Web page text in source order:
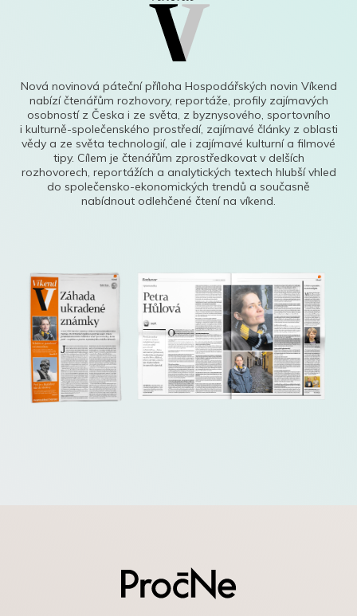
Nová novinová páteční příloha Hospodářských novin Víkend
nabízí čtenářům rozhovory, reportáže, profily zajímavých
osobností z Česka i ze světa, z byznysového, sportovního
i kulturně-společenského prostředí, zajímavé články z oblasti
vědy a ze světa technologií, ale i zajímavé kulturní a filmové
tipy. Cílem je čtenářům zprostředkovat v delších
rozhovorech, reportážích a analytických textech hlubší vhled
do společensko-ekonomických trendů a současně
nabídnout odlehčené čtení na víkend.